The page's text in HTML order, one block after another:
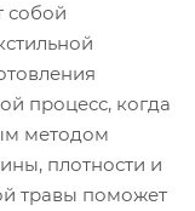
собой
процесс, когда
методом
плотности и
травы поможет